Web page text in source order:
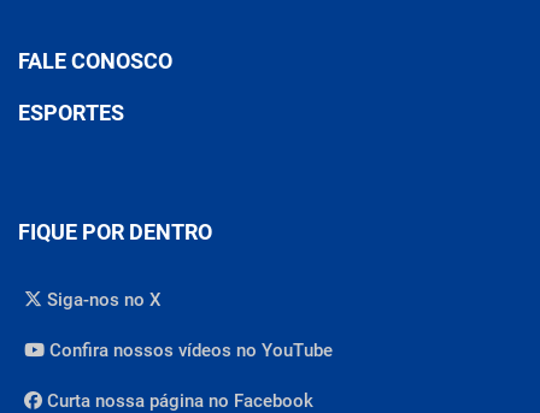
FALE CONOSCO
ESPORTES
FIQUE POR DENTRO
Siga-nos no X
Confira nossos vídeos no YouTube
Curta nossa página no Facebook